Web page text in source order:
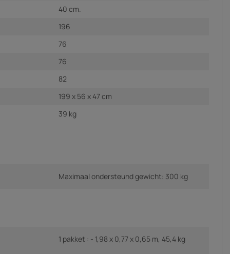
40 cm.
196
76
76
82
199 x 56 x 47 cm
39 kg
Maximaal ondersteund gewicht: 300 kg
1 pakket : - 1,98 x 0,77 x 0,65 m, 45,4 kg